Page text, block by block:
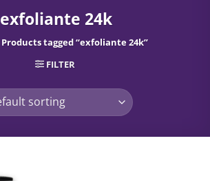
exfoliante 24k
Products tagged “exfoliante 24k”
FILTER